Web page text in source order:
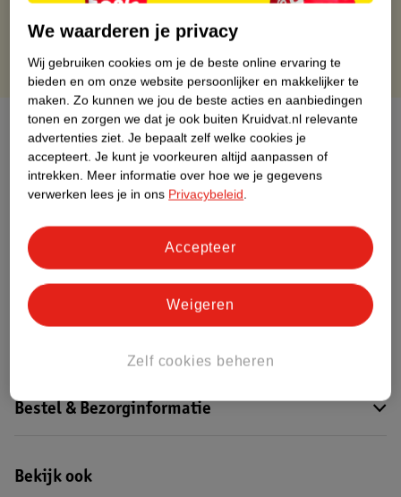
Gratis punten met je Kruidvat kaart
Over dit product
Productinformatie
Nature Impact Score
Dit product heeft (nog) geen Nature
Bestel & Bezorginformatie
Bekijk ook
We waarderen je privacy
Wij gebruiken cookies om je de beste online ervaring te
bieden en om onze website persoonlijker en makkelijker te
maken. Zo kunnen we jou de beste acties en aanbiedingen
tonen en zorgen we dat je ook buiten Kruidvat.nl relevante
advertenties ziet. Je bepaalt zelf welke cookies je
accepteert. Je kunt je voorkeuren altijd aanpassen of
intrekken. Meer informatie over hoe we je gegevens
verwerken lees je in ons Privacybeleid.
Zelf cookies beheren
Weigeren
Accepteer